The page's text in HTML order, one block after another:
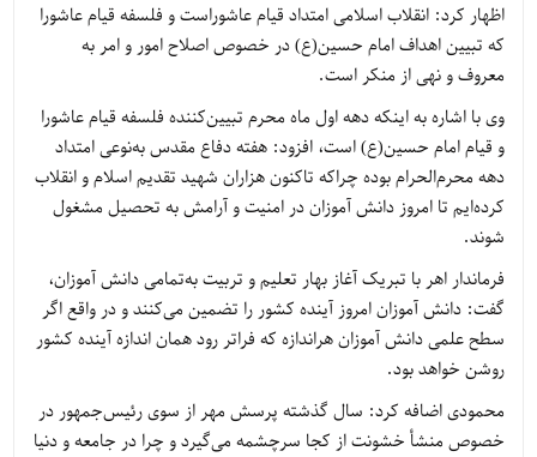
اظهار کرد: انقلاب اسلامی امتداد قیام عاشوراست و فلسفه قیام عاشورا
که تبیین اهداف امام حسین(ع) در خصوص اصلاح امور و امر به
معروف و نهی از منکر است.
وی با اشاره به اینکه دهه اول ماه محرم تبیین‌کننده فلسفه قیام عاشورا
و قیام امام حسین(ع) است، افزود: هفته دفاع مقدس به‌نوعی امتداد
دهه محرم‌الحرام بوده چراکه تاکنون هزاران شهید تقدیم اسلام و انقلاب
کرده‌ایم تا امروز دانش آموزان در امنیت و آرامش به تحصیل مشغول
شوند.
فرماندار اهر با تبریک آغاز بهار تعلیم و تربیت به‌تمامی دانش آموزان،
گفت: دانش آموزان امروز آینده کشور را تضمین می‌کنند و در واقع اگر
سطح علمی دانش آموزان هراندازه که فراتر رود همان اندازه آینده کشور
روشن خواهد بود.
محمودی اضافه کرد: سال گذشته پرسش مهر از سوی رئیس‌جمهور در
خصوص منشأ خشونت از کجا سرچشمه می‌گیرد و چرا در جامعه و دنیا